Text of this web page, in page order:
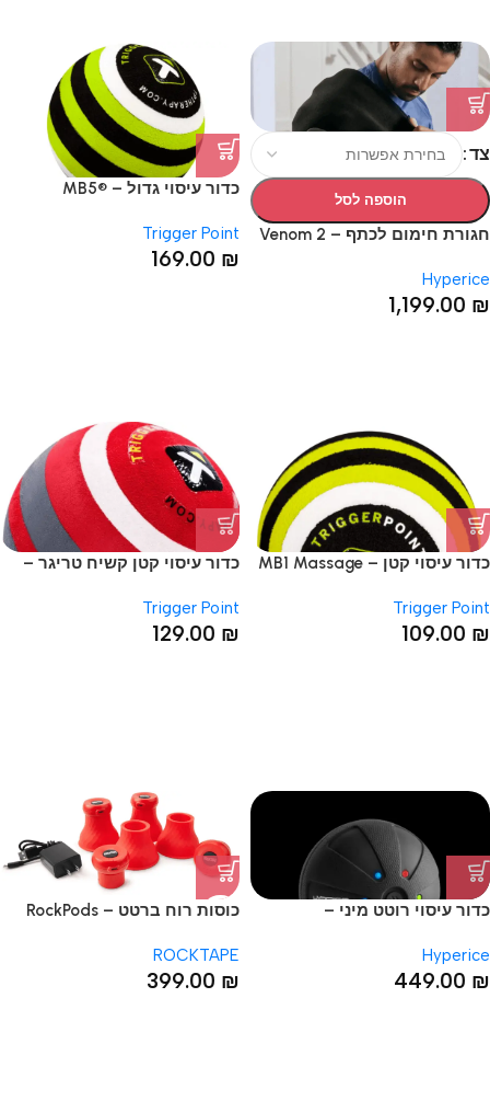
צד
הוספה לסל
חגורת חימום לכתף – Venom 2
Hyperice
1,199.00 ₪
כדור עיסוי גדול – MB5®
Trigger Point
169.00 ₪
כדור עיסוי קטן – MB1 Massage
Trigger Point
109.00 ₪
כדור עיסוי קטן קשיח טריגר –
Trigger Point
129.00 ₪
כדור עיסוי רוטט מיני –
Hyperice
449.00 ₪
כוסות רוח ברטט – RockPods
ROCKTAPE
399.00 ₪